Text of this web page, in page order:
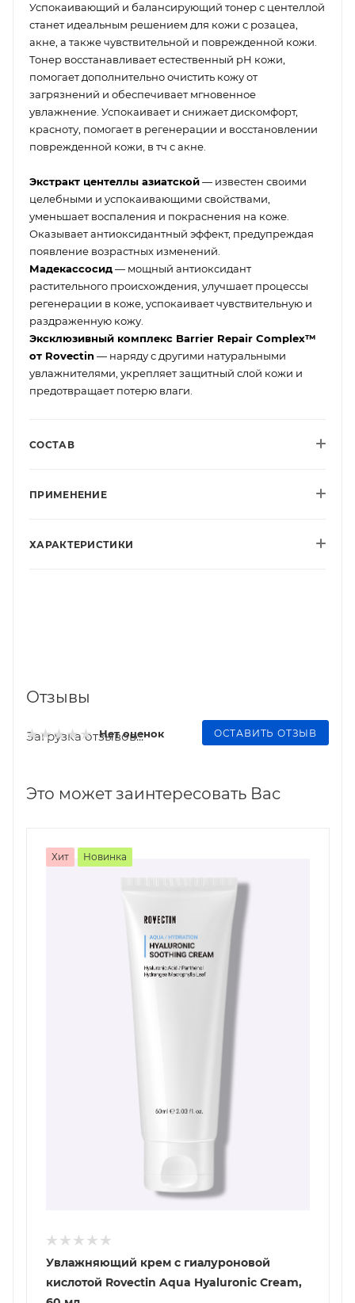
Успокаивающий и балансирующий тонер с центеллой
станет идеальным решением для кожи с розацеа,
акне, а также чувствительной и поврежденной кожи.
Тонер восстанавливает естественный pH кожи,
помогает дополнительно очистить кожу от
загрязнений и обеспечивает мгновенное
увлажнение. Успокаивает и снижает дискомфорт,
красноту, помогает в регенерации и восстановлении
поврежденной кожи, в тч с акне.
Экстракт центеллы азиатской— известен своими
целебными и успокаивающими свойствами,
уменьшает воспаления и покраснения на коже.
Оказывает антиоксидантный эффект, предупреждая
появление возрастных изменений.
Мадекассосид— мощный антиоксидант
растительного происхождения, улучшает процессы
регенерации в коже, успокаивает чувствительную и
раздраженную кожу.
Эксклюзивный комплекс Barrier Repair Complex™
от Rovectin— наряду с другими натуральными
увлажнителями, укрепляет защитный слой кожи и
предотвращает потерю влаги.
СОСТАВ
ПРИМЕНЕНИЕ
ХАРАКТЕРИСТИКИ
Отзывы
Нет оценок ОСТАВИТЬ ОТЗЫВ
Загрузка отзывов...
Это может заинтересовать Вас
Хит Новинка
Увлажняющий крем с гиалуроновой
кислотой Rovectin Aqua Hyaluronic Cream,